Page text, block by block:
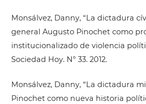
Monsálvez, Danny, “La dictadura
general Augusto Pinochet como
institucionalizado de violencia
Sociedad Hoy. N° 33. 2012.
Monsálvez, Danny, “La dictadura
Pinochet como nueva historia